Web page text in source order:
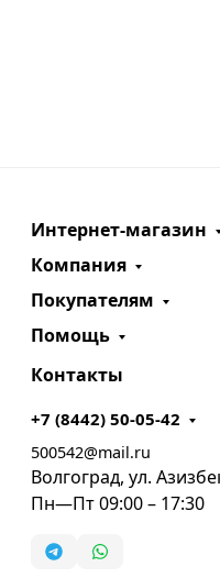
Интернет-магазин
Компания
Покупателям
Помощь
Контакты
+7 (8442) 50-05-42
500542@mail.ru
Волгоград, ул.
Пн—Пт 09:00 – 17:30